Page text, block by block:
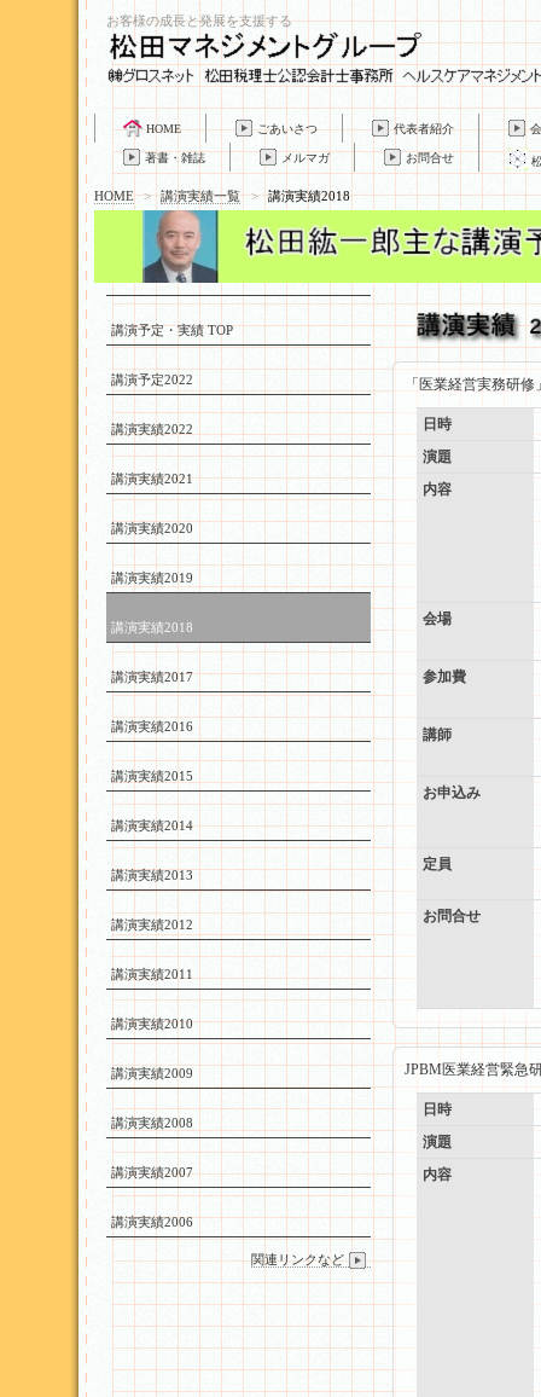
お客様の成長と発展を支援する
HOME ごあいさつ 代表者紹介
著書・雑誌 メルマガ お問合せ
HOME > 講演実績一覧 > 講演実績2018
「医業経営実務研
日時
演題
内容
会場
参加費
講師
お申込み
定員
お問合せ
JPBM医業経営緊急
日時
演題
内容
講演予定・実績 TOP
講演予定2022
講演実績2022
講演実績2021
講演実績2020
講演実績2019
講演実績2018
講演実績2017
講演実績2016
講演実績2015
講演実績2014
講演実績2013
講演実績2012
講演実績2011
講演実績2010
講演実績2009
講演実績2008
講演実績2007
講演実績2006
関連リンクなど